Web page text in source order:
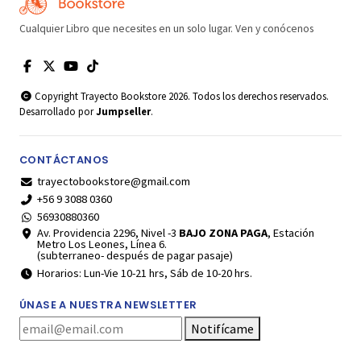
Cualquier Libro que necesites en un solo lugar. Ven y conócenos
Copyright Trayecto Bookstore 2026. Todos los derechos reservados.
Desarrollado porJumpseller.
CONTÁCTANOS
trayectobookstore@gmail.com
+56 9 3088 0360
56930880360
Av. Providencia 2296, Nivel -3 BAJO ZONA PAGA, Estación
Metro Los Leones, Línea 6.
(subterraneo- después de pagar pasaje)
Horarios: Lun-Vie 10-21 hrs, Sáb de 10-20 hrs.
ÚNASE A NUESTRA NEWSLETTER
Notifícame